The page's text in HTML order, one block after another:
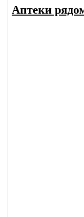
Аптеки